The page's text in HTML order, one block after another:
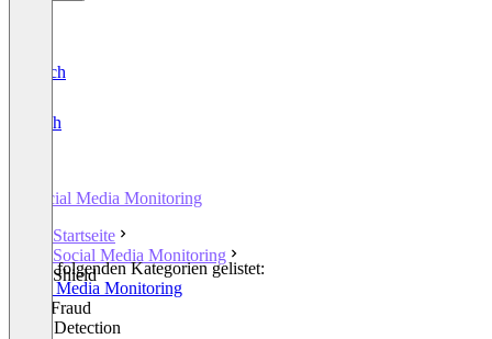
Deutsch
English
Social Media Monitoring
Startseite
Social Media Monitoring
Shield
In den folgenden Kategorien gelistet:
Social Media Monitoring
Click Fraud
Fraud Detection